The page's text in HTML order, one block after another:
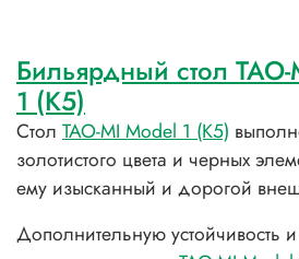
Бильярдный стол
1 (K5)
Стол TAO-MI Model 1 (К5)
золотистого цвета и черных
ему изысканный и дорогой
Дополнительную устойчивость и